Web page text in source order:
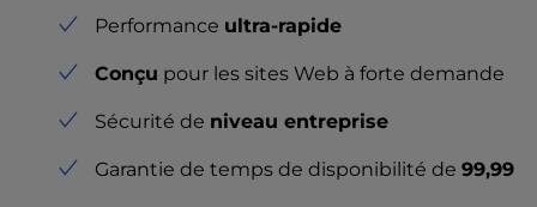
Performance ultra-rapide
Conçu pour les sites Web à forte demande
Sécurité de niveau entreprise
Garantie de temps de disponibilité de 99,99